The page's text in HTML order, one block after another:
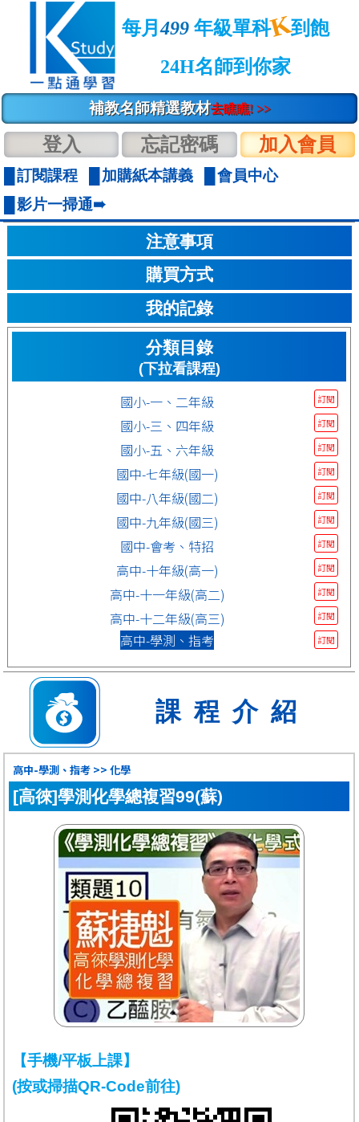
每月499年級單科K到飽
24H名師到你家
補教名師精選教材去瞧瞧! >>
登入 忘記密碼 加入會員
訂閱課程 加購紙本講義
會員中心
影片一掃通➠
注意事項
購買方式
我的記錄
分類目錄
(下拉看課程)
國小-一、二年級 訂閱
國小-三、四年級 訂閱
國小-五、六年級 訂閱
國中-七年級(國一) 訂閱
國中-八年級(國二) 訂閱
國中-九年級(國三) 訂閱
國中-會考、特招 訂閱
高中-十年級(高一) 訂閱
高中-十一年級(高二) 訂閱
高中-十二年級(高三) 訂閱
高中-學測、指考 訂閱
課程介紹
高中-學測、指考 >> 化學
[高徠]學測化學總複習99(蘇)
【手機/平板上課】
(按或掃描QR-Code前往)